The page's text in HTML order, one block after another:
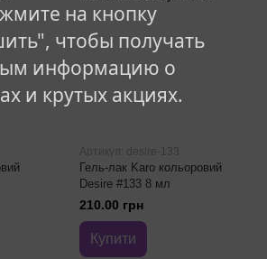
на кнопку
чтобы получать
информацию о
и крутых акциях.
Артикул: desire-133
Гель-лак Karo кольоровий
Desire #133 8 мл
210.00 грн
Купити